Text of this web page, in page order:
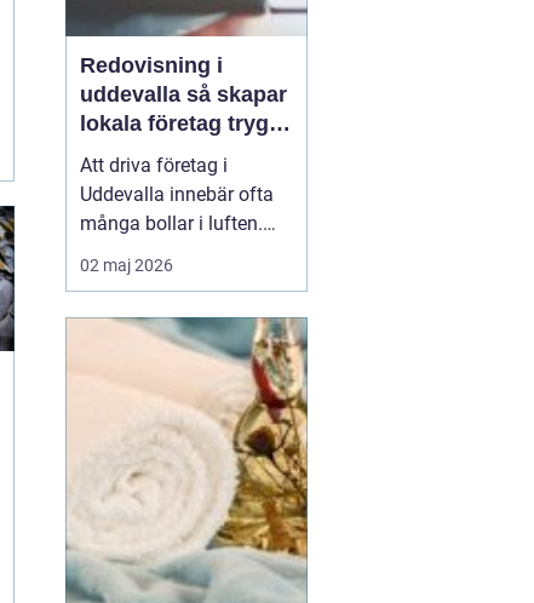
Redovisning i
uddevalla så skapar
lokala företag trygg
ekonomi
Att driva företag i
Uddevalla innebär ofta
många bollar i luften.
Kunder, leveranser,
personal och
fungera samtidigt som
ekonomin behöver vara i
ordning. För många
företagare blir
redovisningen en källa
till stress, trots att den i...
02 maj 2026